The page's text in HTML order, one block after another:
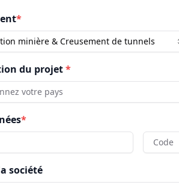
*
minière & Creusement de tunnels
du projet*
votre pays
*
Code
société